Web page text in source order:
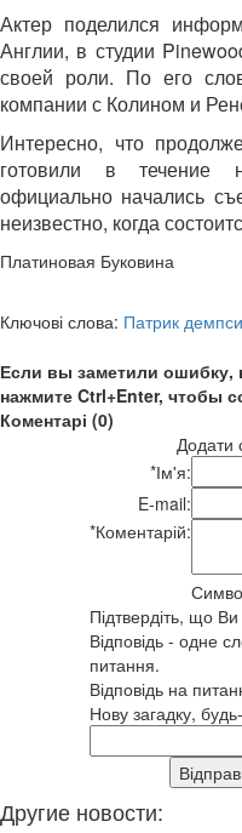
Актер поделился
Англии, в студии
своей роли. По его
компании с Колином и
Интересно, что
готовили в течение
официально начались
неизвестно, когда
Платиновая Буковина
Ключові слова: Патрик демпси
Если вы заметили ошибку,
нажмите Ctrl+Enter, чтобы
Коментарі (0)
Додати
*Ім'я:
E-mail:
*Коментарій:
Підтвердіть, що
Відповідь - одне
питання.
Відповідь на
Нову загадку,
Другие новости: